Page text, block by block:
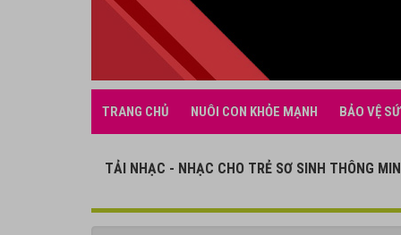
TRANG CHỦ NUÔI CON KHỎE MẠNH BẢO VỆ
TẢI NHẠC - NHẠC CHO TRẺ SƠ SINH THÔNG